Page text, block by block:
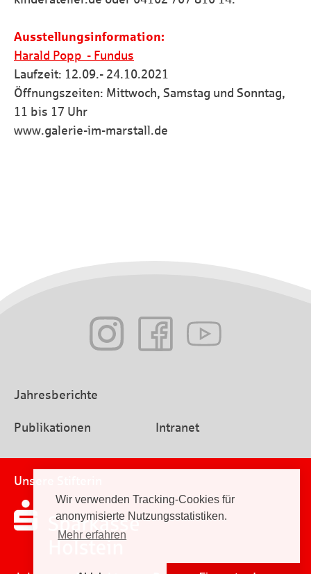
Wir verwenden Tracking-Cookies für
anonymisierte Nutzungsstatistiken.
Mehr erfahren
Ausstellungsinformation:
Harald Popp - Fundus
Laufzeit: 12.09.- 24.10.2021
Öffnungszeiten: Mittwoch, Samstag und Sonntag,
11 bis 17 Uhr
www.galerie-im-marstall.de
Jahresberichte
Publikationen Intranet
Unsere Stifterin